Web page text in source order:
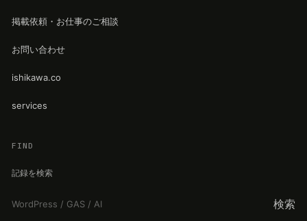
掲載依頼・お仕事のご相談
お問い合わせ
ishikawa.co
services
FIND
記録を検索
検索